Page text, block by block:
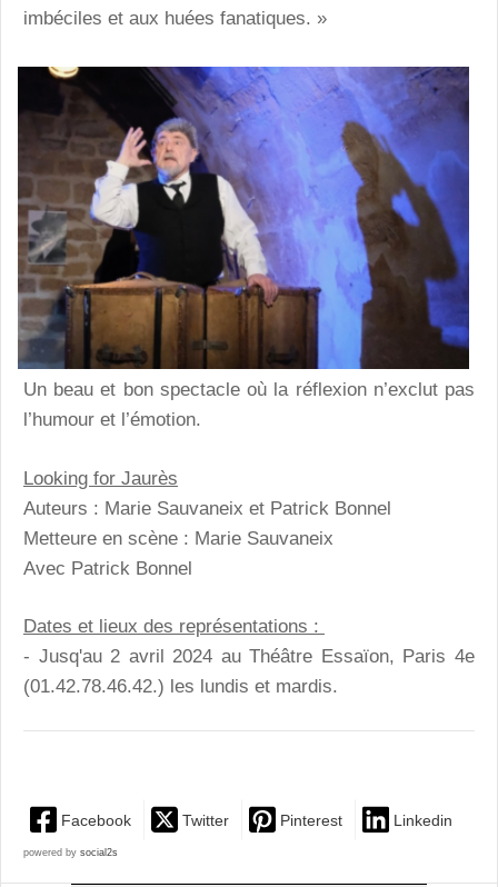
imbéciles et aux huées fanatiques. »
Un beau et bon spectacle où la réflexion n’exclut pas
l’humour et l’émotion.
Looking for Jaurès
Auteurs : Marie Sauvaneix et Patrick Bonnel
Metteure en scène : Marie Sauvaneix
Avec Patrick Bonnel
Dates et lieux des représentations :
- Jusq'au 2 avril 2024 au Théâtre Essaïon, Paris 4e
(01.42.78.46.42.) les lundis et mardis.
Facebook Twitter Pinterest Linkedin
powered by social2s